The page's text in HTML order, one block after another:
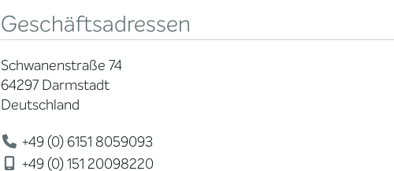
Geschäftsadressen
Schwanenstraße 74
64297 Darmstadt
Deutschland
+49 (0) 6151 8059093
+49 (0) 151 20098220